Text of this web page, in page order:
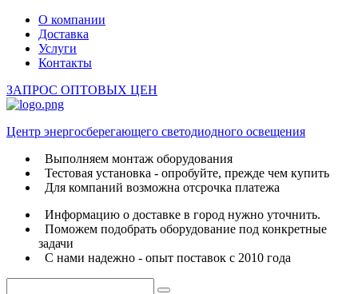
О компании
Доставка
Услуги
Контакты
ЗАПРОС ОПТОВЫХ ЦЕН
Центр энергосберегающего светодиодного освещения
Выполняем монтаж оборудования
Тестовая установка - опробуйте, прежде чем купить
Для компаний возможна отсрочка платежа
Информацию о доставке в город нужно уточнить.
Поможем подобрать оборудование под конкретные
задачи
С нами надежно - опыт поставок с 2010 года